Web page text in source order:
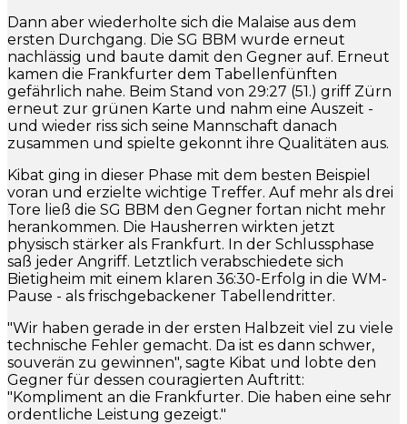
Dann aber wiederholte sich die Malaise aus dem
ersten Durchgang. Die SG BBM wurde erneut
nachlässig und baute damit den Gegner auf. Erneut
kamen die Frankfurter dem Tabellenfünften
gefährlich nahe. Beim Stand von 29:27 (51.) griff Zürn
erneut zur grünen Karte und nahm eine Auszeit -
und wieder riss sich seine Mannschaft danach
zusammen und spielte gekonnt ihre Qualitäten aus.
Kibat ging in dieser Phase mit dem besten Beispiel
voran und erzielte wichtige Treffer. Auf mehr als drei
Tore ließ die SG BBM den Gegner fortan nicht mehr
herankommen. Die Hausherren wirkten jetzt
physisch stärker als Frankfurt. In der Schlussphase
saß jeder Angriff. Letztlich verabschiedete sich
Bietigheim mit einem klaren 36:30-Erfolg in die WM-
Pause - als frischgebackener Tabellendritter.
"Wir haben gerade in der ersten Halbzeit viel zu viele
technische Fehler gemacht. Da ist es dann schwer,
souverän zu gewinnen", sagte Kibat und lobte den
Gegner für dessen couragierten Auftritt:
"Kompliment an die Frankfurter. Die haben eine sehr
ordentliche Leistung gezeigt."